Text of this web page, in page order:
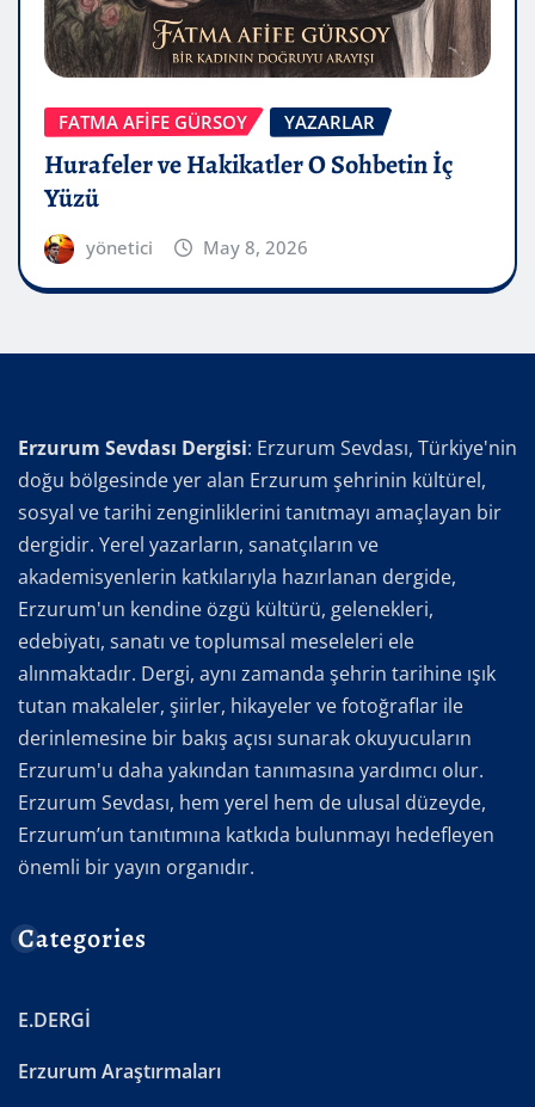
FATMA AFİFE GÜRSOY YAZARLAR
Hurafeler ve Hakikatler O Sohbetin İç
Yüzü
yönetici May 8, 2026
Erzurum Sevdası Dergisi: Erzurum Sevdası, Türkiye'nin
doğu bölgesinde yer alan Erzurum şehrinin kültürel,
sosyal ve tarihi zenginliklerini tanıtmayı amaçlayan bir
dergidir. Yerel yazarların, sanatçıların ve
akademisyenlerin katkılarıyla hazırlanan dergide,
Erzurum'un kendine özgü kültürü, gelenekleri,
edebiyatı, sanatı ve toplumsal meseleleri ele
alınmaktadır. Dergi, aynı zamanda şehrin tarihine ışık
tutan makaleler, şiirler, hikayeler ve fotoğraflar ile
derinlemesine bir bakış açısı sunarak okuyucuların
Erzurum'u daha yakından tanımasına yardımcı olur.
Erzurum Sevdası, hem yerel hem de ulusal düzeyde,
Erzurum’un tanıtımına katkıda bulunmayı hedefleyen
önemli bir yayın organıdır.
Categories
E.DERGİ
Erzurum Araştırmaları